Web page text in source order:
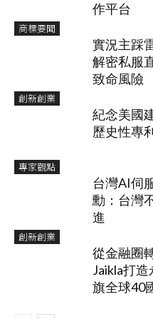
作平台
商標要聞
實況主踩
解密私服
致命風險
創新創業
紀念美國
歷史性專
專家觀點
台灣AI伺
勳：台灣
進
創新創業
從金融圈
Jaikla打
旗全球40